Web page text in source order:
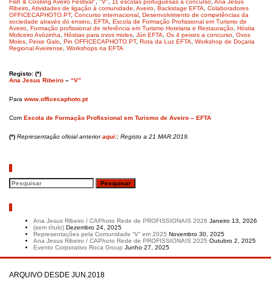
Fish & Cooking Aveiro Festival" "V" 11 escolas portuguesas a concurso Ana Jesus
Ribeiro Atividades de ligação à comunidade Aveiro Backstage EFTA
Colaboradores
OFFICECAPHOTO.PT, Concurso internacional Desenvolvimento de competências da
sociedade através do ensino EFTA
Escola de Formação Profissional em Turismo de
Aveiro Formação profissional de referência em Turismo Hotelaria e Restauração Hóstia
Moliceiro Avózinha
Hóstias para ovos moles Júri EFTA Os 4 peixes a concurso Ovos
Moles Peixe Galo Pin OFFICECAPHOTO.PT, Rota da Luz EFTA
Workshop de Doçaria
Regional Aveirense
Workshops na EFTA
Registo: (*)
Ana Jesus Ribeiro – “V”
Para www.officecaphoto.pt
Com Escola de Formação Profissional em Turismo de Aveiro – EFTA
(*) Representação oficial anterioraqui:; Registo a 21 MAR.2019.
Ana Jesus Ribeiro / CAPhoto Rede de PROFISSIONAIS 2026 Janeiro 13, 2026
(sem título) Dezembro 24, 2025
Representações pela Comunidade “V” em 2025 Novembro 30, 2025
Ana Jesus Ribeiro / CAPhoto Rede de PROFISSIONAIS 2025 Outubro 2, 2025
Evento Corporativo Roca Group Junho 27, 2025
ARQUIVO DESDE JUN.2018